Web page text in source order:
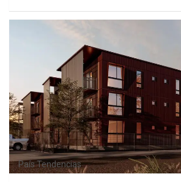
PaísTendencias